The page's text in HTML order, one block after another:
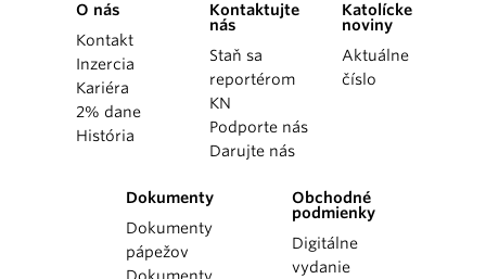
O nás
Kontakt
Inzercia
Kariéra
2% dane
História
Kontaktujte
nás
Staň sa
reportérom
KN
Podporte nás
Darujte nás
Katolícke
noviny
Aktuálne
číslo
Dokumenty
Dokumenty
pápežov
Obchodné
podmienky
Digitálne
vydanie